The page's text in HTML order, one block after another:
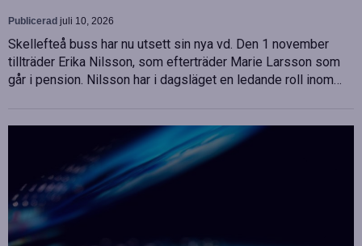
Publicerad juli 10, 2026
Skellefteå buss har nu utsett sin nya vd. Den 1 november
tillträder Erika Nilsson, som efterträder Marie Larsson som
går i pension. Nilsson har i dagsläget en ledande roll inom…